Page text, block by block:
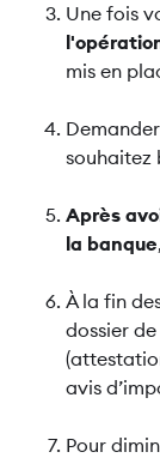
Une fois
mis en
Demander
souhaitez
Après
la banque
À la fin
dossier
avis
Pour